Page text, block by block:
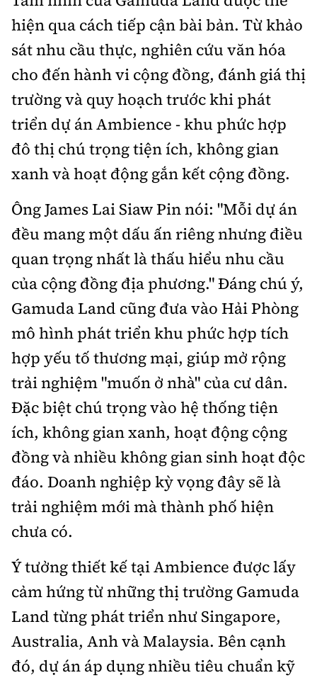
hiện qua cách tiếp cận bài bản. Từ khảo
sát nhu cầu thực, nghiên cứu văn hóa
cho đến hành vi cộng đồng, đánh giá thị
trường và quy hoạch trước khi phát
triển dự án Ambience - khu phức hợp
đô thị chú trọng tiện ích, không gian
xanh và hoạt động gắn kết cộng đồng.
Ông James Lai Siaw Pin nói: "Mỗi dự án
đều mang một dấu ấn riêng nhưng điều
quan trọng nhất là thấu hiểu nhu cầu
của cộng đồng địa phương." Đáng chú ý,
Gamuda Land cũng đưa vào Hải Phòng
mô hình phát triển khu phức hợp tích
hợp yếu tố thương mại, giúp mở rộng
trải nghiệm "muốn ở nhà" của cư dân.
Đặc biệt chú trọng vào hệ thống tiện
ích, không gian xanh, hoạt động cộng
đồng và nhiều không gian sinh hoạt độc
đáo. Doanh nghiệp kỳ vọng đây sẽ là
trải nghiệm mới mà thành phố hiện
chưa có.
Ý tưởng thiết kế tại Ambience được lấy
cảm hứng từ những thị trường Gamuda
Land từng phát triển như Singapore,
Australia, Anh và Malaysia. Bên cạnh
đó, dự án áp dụng nhiều tiêu chuẩn kỹ